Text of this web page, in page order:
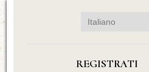
REGISTRATI